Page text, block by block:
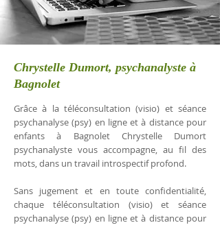
Chrystelle Dumort, psychanalyste à
Bagnolet
Grâce à la téléconsultation (visio) et séance
psychanalyse (psy) en ligne et à distance pour
enfants à Bagnolet Chrystelle Dumort
psychanalyste vous accompagne, au fil des
mots, dans un travail introspectif profond.
Sans jugement et en toute confidentialité,
chaque téléconsultation (visio) et séance
psychanalyse (psy) en ligne et à distance pour